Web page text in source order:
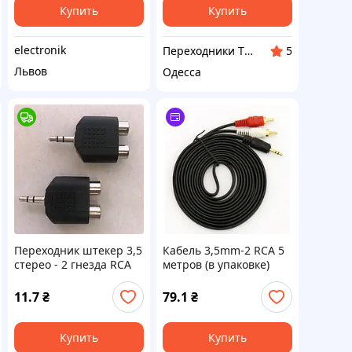
замыкания,Купить
electronik
Львов
Купить
Переходники ТМ
5
Одесса
Переходник штекер 3,5
стерео - 2 гнезда RCA
пласт. цена за 1 штуку
11.7₴
Купить
Кабель 3,5mm-2 RCA 5
метров (в упаковке)
79.1 ₴
Купить